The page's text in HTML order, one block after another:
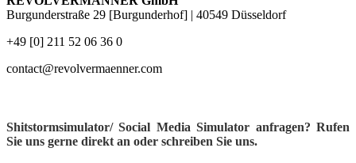
Burgunderstraße 29 [Burgunderhof] | 40549 Düsseldorf
+49 [0] 211 52 06 36 0
contact@revolvermaenner.com
Shitstormsimulator/ Social Media Simulator anfragen? Rufen
Sie uns gerne direkt an oder schreiben Sie uns.